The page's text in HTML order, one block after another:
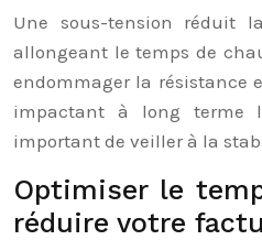
Une sous-tension réduit
allongeant le temps de
endommager la résistance
impactant à long terme
important de veiller à la
Optimiser le
réduire votre